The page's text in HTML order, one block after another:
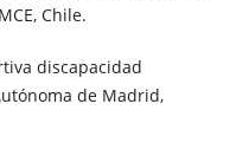
Chile.
discapacidad
de Madrid,